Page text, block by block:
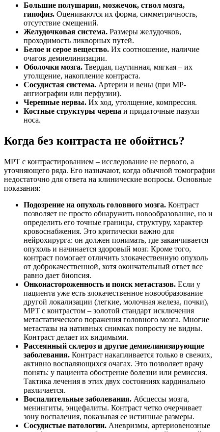
Большие полушария, мозжечок, ствол мозга,
гипофиз. Оцениваются их форма, симметричность,
отсутствие смещений.
Желудочковая система. Размеры желудочков,
проходимость ликворных путей.
Белое и серое вещество. Их соотношение, наличие
очагов демиелинизации.
Оболочки мозга. Твердая, паутинная, мягкая – их
утолщение, накопление контраста.
Сосудистая система. Артерии и вены (при МР-
ангиографии или перфузии).
Черепные нервы. Их ход, утолщение, компрессия.
Костные структуры черепа и придаточные пазухи
носа.
Когда без контраста не обойтись?
МРТ с контрастированием – исследование не первого, а
уточняющего ряда. Его назначают, когда обычной томографии
недостаточно для ответа на клинические вопросы. Основные
показания:
Подозрение на опухоль головного мозга. Контраст
позволяет не просто обнаружить новообразование, но и
определить его точные границы, структуру, характер
кровоснабжения. Это критически важно для
нейрохирурга: он должен понимать, где заканчивается
опухоль и начинается здоровый мозг. Кроме того,
контраст помогает отличить злокачественную опухоль
от доброкачественной, хотя окончательный ответ все
равно дает биопсия.
Онконастороженность и поиск метастазов. Если у
пациента уже есть злокачественное новообразование
другой локализации (легкие, молочная железа, почки),
МРТ с контрастом – золотой стандарт исключения
метастатического поражения головного мозга. Многие
метастазы на нативных снимках попросту не видны.
Контраст делает их видимыми.
Рассеянный склероз и другие демиелинизирующие
заболевания. Контраст накапливается только в свежих,
активно воспаляющихся очагах. Это позволяет врачу
понять: у пациента обострение болезни или ремиссия.
Тактика лечения в этих двух состояниях кардинально
различается.
Воспалительные заболевания. Абсцессы мозга,
менингиты, энцефалиты. Контраст четко очерчивает
зону воспаления, показывая ее истинные размеры.
Сосудистые патологии. Аневризмы, артериовенозные